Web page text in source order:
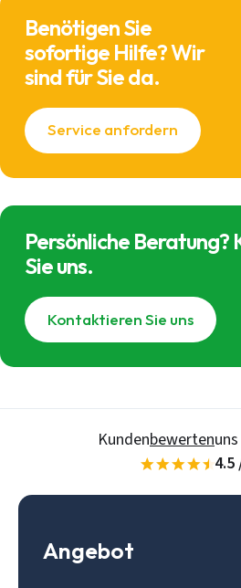
Benötigen Sie
sofortige Hilfe? Wir
sind für Sie da.
Service anfordern
Persönliche
Sie uns.
Kontaktieren Sie uns
Kundenbewerten
4.5
Angebot